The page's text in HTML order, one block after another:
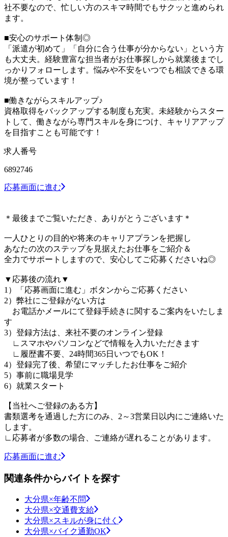
社不要なので、忙しい方のスキマ時間でもサクッと進められ
ます。
■安心のサポート体制◎
「派遣が初めて」「自分に合う仕事が分からない」という方
も大丈夫。経験豊富な担当者がお仕事探しから就業後までし
っかりフォローします。悩みや不安をいつでも相談できる環
境が整っています！
■働きながらスキルアップ♪
資格取得をバックアップする制度も充実。未経験からスター
トして、働きながら専門スキルを身につけ、キャリアアップ
を目指すことも可能です！
求人番号
6892746
応募画面に進む
＊最後までご覧いただき、ありがとうございます＊
一人ひとりの目的や将来のキャリアプランを把握し
あなたの次のステップを見据えたお仕事をご紹介＆
全力でサポートしますので、安心してご応募くださいね◎
▼応募後の流れ▼
1）「応募画面に進む」ボタンからご応募ください
2）弊社にご登録がない方は
お電話かメールにて登録手続きに関するご案内をいたしま
す
3）登録方法は、来社不要のオンライン登録
∟スマホやパソコンなどで情報を入力いただきます
∟履歴書不要、24時間365日いつでもOK！
4）登録完了後、希望にマッチしたお仕事をご紹介
5）事前に職場見学
6）就業スタート
【当社へご登録のある方】
書類選考を通過した方にのみ、2～3営業日以内にご連絡いた
します。
∟応募者が多数の場合、ご連絡が遅れることがあります。
応募画面に進む
関連条件からバイトを探す
大分県×年齢不問
大分県×交通費支給
大分県×スキルが身に付く
大分県×バイク通勤OK